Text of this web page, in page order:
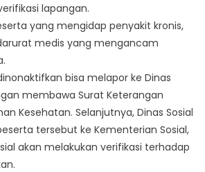
lapangan.
yang mengidap penyakit kronis,
medis yang mengancam
bisa melapor ke Dinas
membawa Surat Keterangan
Kesehatan. Selanjutnya, Dinas Sosial
tersebut ke Kementerian Sosial,
akan melakukan verifikasi terhadap